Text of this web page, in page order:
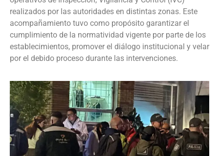
realizados por las autoridades en distintas zonas. Este
acompañamiento tuvo como propósito garantizar el
cumplimiento de la normatividad vigente por parte de los
establecimientos, promover el diálogo institucional y velar
por el debido proceso durante las intervenciones.